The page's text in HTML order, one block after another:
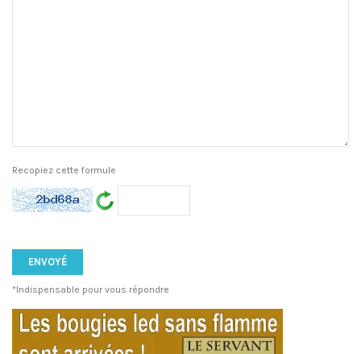
Recopiez cette formule
*Indispensable pour vous répondre